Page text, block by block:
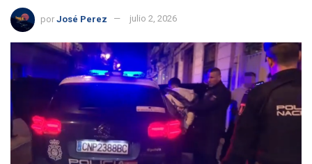
por José Perez julio 2, 2026